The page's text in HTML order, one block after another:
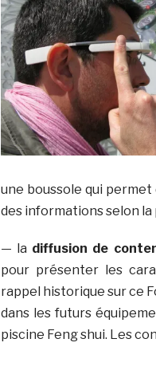
une boussole qui permet
des informations selon la
— la diffusion de
pour présenter les
rappel historique sur ce
dans les futurs
piscine Feng shui. Les